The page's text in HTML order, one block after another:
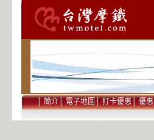
│簡介│電子地圖│打卡優惠│優